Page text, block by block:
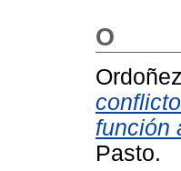
O
función
Pasto.